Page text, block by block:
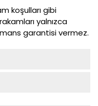
koşulları gibi
yalnızca
garantisi vermez.